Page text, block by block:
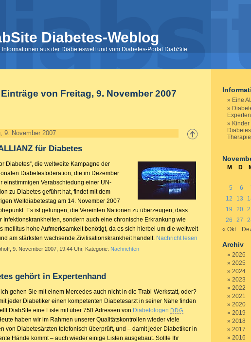
Diabetes-Weblog
Informationen aus der Diabeteswelt und vom Diabetes-Portal DiabSite
Einträge von Freitag, 9. November 2007
9. November 2007
für Diabetes
Diabetes“, die weltweite Kampagne der
Diabetesföderation, die im Dezember
einstimmigen Verabschiedung einer UN-
zu Diabetes geführt hat, findet mit dem
Weltdiabetestag am 14. November 2007
Es ist gelungen, die Vereinten Nationen zu überzeugen, dass
Infektionskrankheiten, sondern auch eine chronische Erkrankung wie
mellitus hohe Aufmerksamkeit benötigt, da es sich hierbei um die weltweit
am stärksten wachsende Zivilisationskrankheit handelt. Nachricht lesen
9. November 2007, 19.44 Uhr, Kategorie: Nachrichten
gehört in Expertenhand
gehen Sie mit einem Mercedes auch nicht in die Trabi-Werkstatt, oder?
jeder Diabetiker einen kompetenten Diabetesarzt in seiner Nähe finden
DiabSite eine Liste mit über 750 Adressen von Diabetologen DDG
haben wir im Rahmen unserer Qualitätskontrollen wieder viele
von Diabetesärzten telefonisch überprüft, und – damit jeder Diabetiker in
Hände kommt – auch wieder einige Listen ausgebaut. Sollte Ihr
Eine
M D
5
6
12
13
19
20
26
27
« Okt.
Archiv
2026
2025
2024
2023
2022
2021
2020
2019
2018
2017
2016